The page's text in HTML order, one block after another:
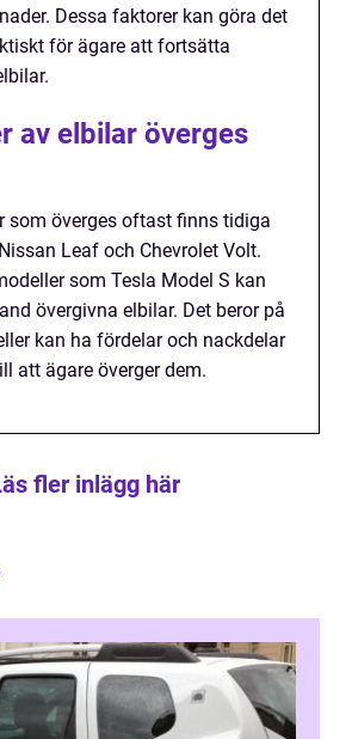
Dessa faktorer kan göra det
för ägare att fortsätta
av elbilar överges
som överges oftast finns tidiga
Leaf och Chevrolet Volt.
som Tesla Model S kan
övergivna elbilar. Det beror på
kan ha fördelar och nackdelar
att ägare överger dem.
fler inlägg här